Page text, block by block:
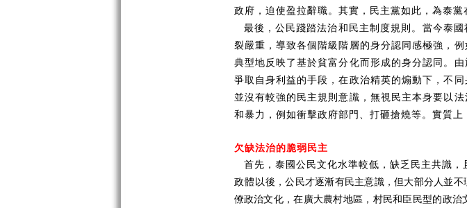
政府，迫使盈拉辭職。其實，民主黨如此，為泰
最後，公民踐踏法治和民主制度規則。當今泰
裂嚴重，導致各個階級階層的身分認同感極強，
典型地反映了基於貧富分化而形成的身分認同。
爭取自身利益的手段，在政治精英的煽動下，不
並沒有較強的民主規則意識，無視民主本身要以
和暴力，例如衝擊政府部門、打砸搶燒等。實質
欠缺法治的脆弱民主
首先，泰國公民文化水準較低，缺乏民主共識
政體以後，公民才逐漸有民主意識，但大部分人並
僚政治文化，在廣大農村地區，村民和臣民型的政